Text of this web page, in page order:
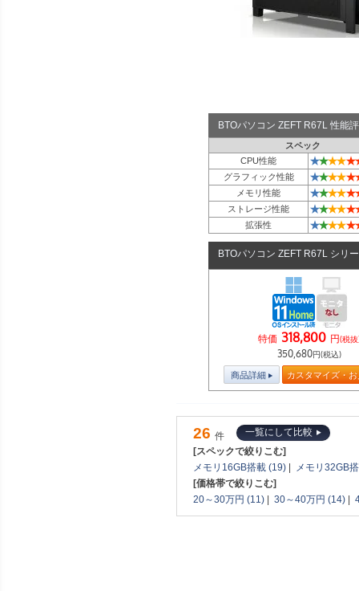
BTOパソコン ZEFT R67L 性能
スペック
CPU性能
★★★★★
グラフィック性能 ★★★★★
メモリ性能 ★★★★★
ストレージ性能 ★★★★★
拡張性 ★★★★★
BTOパソコン ZEFT R67L シリ
特価 318,800 円(税抜
350,680円(税込)
商品詳細 カスタマイズ・
26 件
一覧にして比較
[スペックで絞りこむ]
メモリ16GB搭載 (19)
メモリ32GB
[価格帯で絞りこむ]
20～30万円 (11)
30～40万円 (14)